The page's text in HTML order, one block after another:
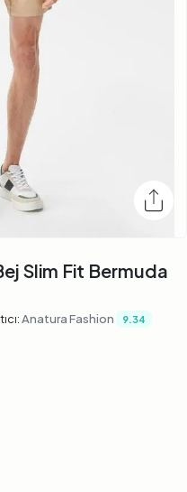
Slim Fit Bermuda
Anatura Fashion 9.34